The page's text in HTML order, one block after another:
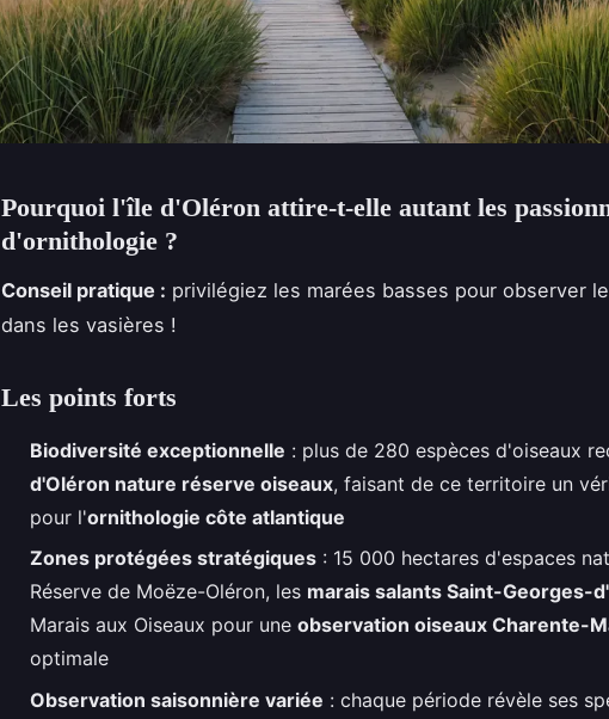
Pourquoi l'île d'Oléron attire-t-elle autant les
d'ornithologie ?
Conseil pratique : privilégiez les marées basses pour observer
dans les vasières !
Les points forts
Biodiversité exceptionnelle : plus de 280 espèces d'oiseaux
d'Oléron nature réserve oiseaux, faisant de ce territoire un
pour l'ornithologie côte atlantique
Zones protégées stratégiques : 15 000 hectares d'espaces
Réserve de Moëze-Oléron, les marais salants Saint-Georges-
Marais aux Oiseaux pour une observation oiseaux Charente-
optimale
Observation saisonnière variée : chaque période révèle ses